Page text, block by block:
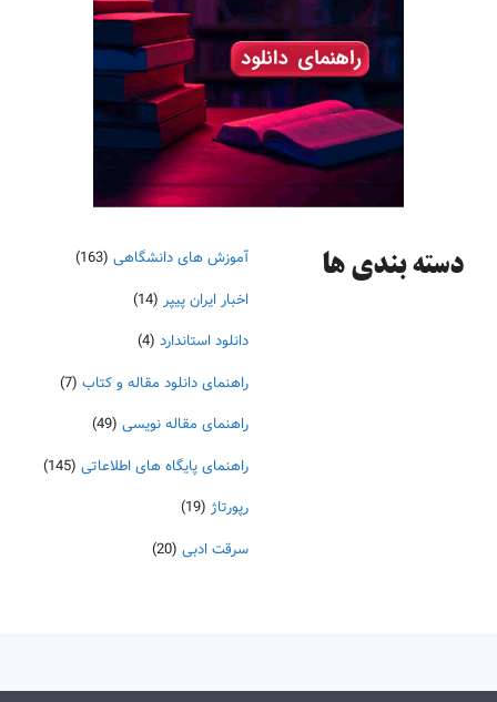
دسته‌ بندی ها آموزش های دانشگاهی (163)
اخبار ایران پیپر (14)
دانلود استاندارد (4)
راهنمای دانلود مقاله و کتاب (7)
راهنمای مقاله نویسی (49)
راهنمای پایگاه های اطلاعاتی (145)
رپورتاژ (19)
سرقت ادبی (20)